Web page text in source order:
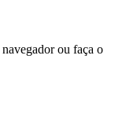
ou faça o